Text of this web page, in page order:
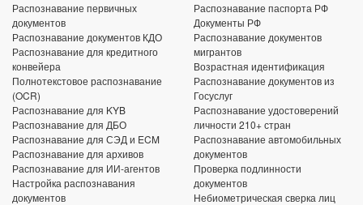
Распознавание первичных
документов
Распознавание документов КДО
Распознавание для кредитного
конвейера
Полнотекстовое распознавание
(OCR)
Распознавание для KYB
Распознавание для ДБО
Распознавание для СЭД и ECM
Распознавание для архивов
Распознавание для ИИ-агентов
Настройка распознавания
документов
Распознавание паспорта РФ
Документы РФ
Распознавание документов
мигрантов
Возрастная идентификация
Распознавание документов из
Госуслуг
Распознавание удостоверений
личности 210+ стран
Распознавание автомобильных
документов
Проверка подлинности
документов
Небиометрическая сверка лиц